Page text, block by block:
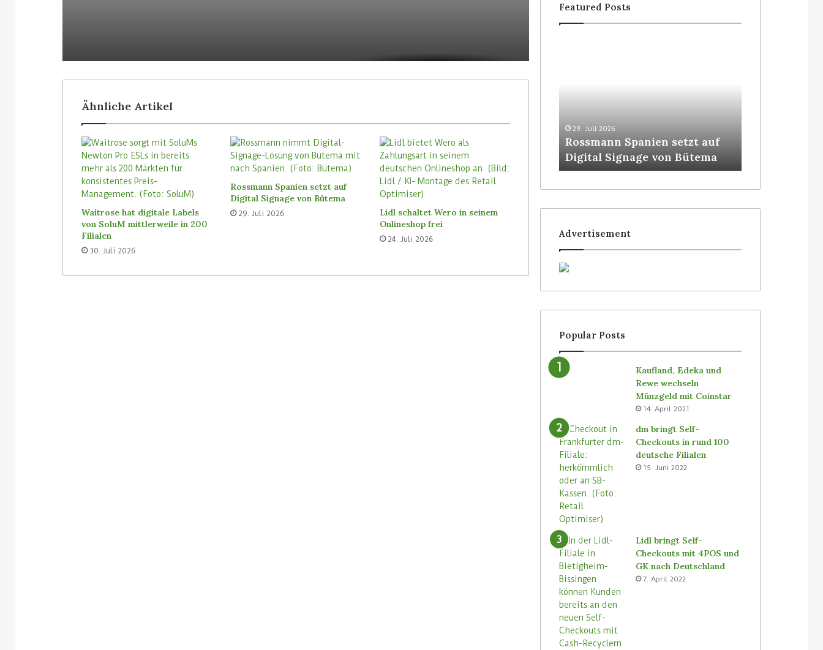
Ähnliche Artikel
Waitrose hat digitale Labels
von SoluM mittlerweile in 200
Filialen
30. Juli 2026
Rossmann Spanien setzt auf
Digital Signage von Bütema
29. Juli 2026
Lidl schaltet Wero in seinem
Onlineshop frei
24. Juli 2026
Featured Posts
Homebase USA wird die Tally-
Roboter von Simbe in allen
Filialen einführen
Vusion will In-Store Media
(ISM) kaufen
Waitrose hat digitale Labels
von SoluM mittlerweile in 200
Filialen
29. Juli 2026
Rossmann Spanien setzt auf
Digital Signage von Bütema
Advertisement
Popular Posts
Kaufland, Edeka und
Rewe wechseln
Münzgeld mit Coinstar
14. April 2021
dm bringt Self-
Checkouts in rund 100
deutsche Filialen
15. Juni 2022
Lidl bringt Self-
Checkouts mit 4POS und
GK nach Deutschland
7. April 2022